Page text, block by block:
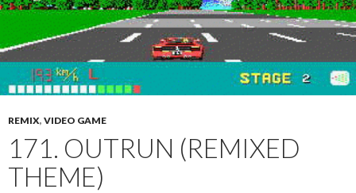
REMIX, VIDEO GAME
171. OUTRUN (REMIXED
THEME)